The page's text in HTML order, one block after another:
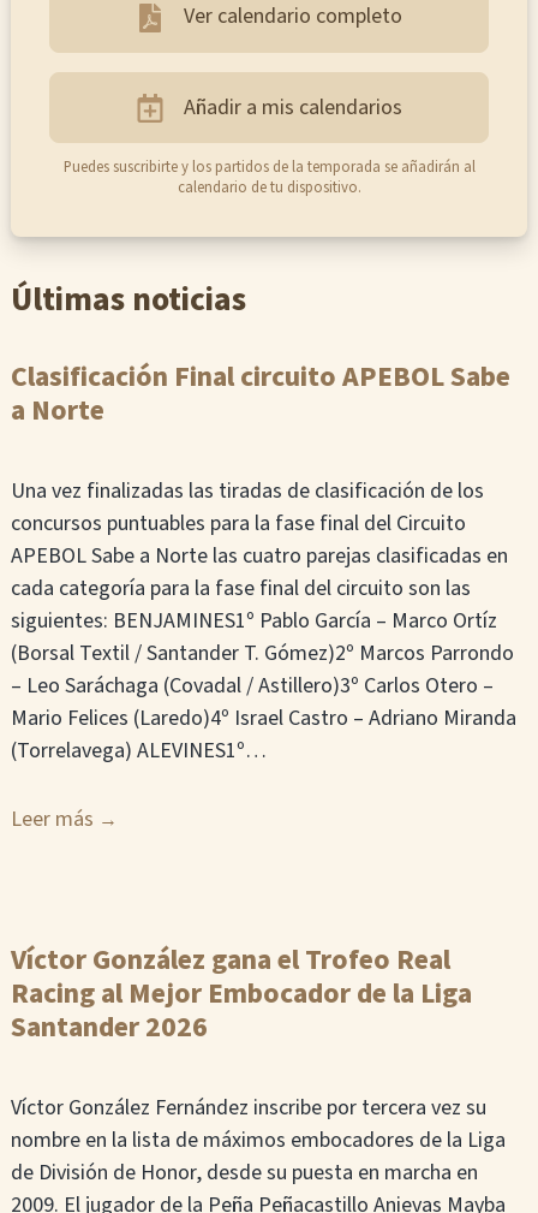
Ver calendario completo
Añadir a mis calendarios
Puedes suscribirte y los partidos de la temporada se añadirán al
calendario de tu dispositivo.
Últimas noticias
Clasificación Final circuito APEBOL Sabe
a Norte
Una vez finalizadas las tiradas de clasificación de los
concursos puntuables para la fase final del Circuito
APEBOL Sabe a Norte las cuatro parejas clasificadas en
cada categoría para la fase final del circuito son las
siguientes: BENJAMINES1º Pablo García – Marco Ortíz
(Borsal Textil / Santander T. Gómez)2º Marcos Parrondo
– Leo Saráchaga (Covadal / Astillero)3º Carlos Otero –
Mario Felices (Laredo)4º Israel Castro – Adriano Miranda
(Torrelavega) ALEVINES1º…
Leer más
Víctor González gana el Trofeo Real
Racing al Mejor Embocador de la Liga
Santander 2026
Víctor González Fernández inscribe por tercera vez su
nombre en la lista de máximos embocadores de la Liga
de División de Honor, desde su puesta en marcha en
2009. El jugador de la Peña Peñacastillo Anievas Mayba